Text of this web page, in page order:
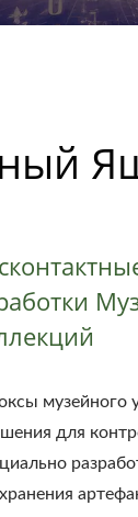
музейного
для